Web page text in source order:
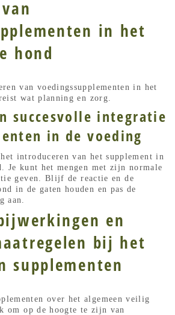
in het
hond
van voedingssupplementen in het
wat planning en zorg.
succesvolle integratie
in de voeding
introduceren van het supplement in
Je kunt het mengen met zijn normale
geven. Blijf de reactie en de
in de gaten houden en pas de
aan.
en
bij het
supplementen
over het algemeen veilig
om op de hoogte te zijn van